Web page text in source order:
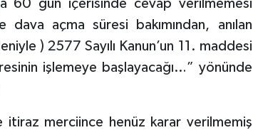
60 gün içerisinde cevap verilmemesi
açma süresi bakımından, anılan
) 2577 Sayılı Kanun’un 11. maddesi
işlemeye başlayacağı…” yönünde
merciince henüz karar verilmemiş